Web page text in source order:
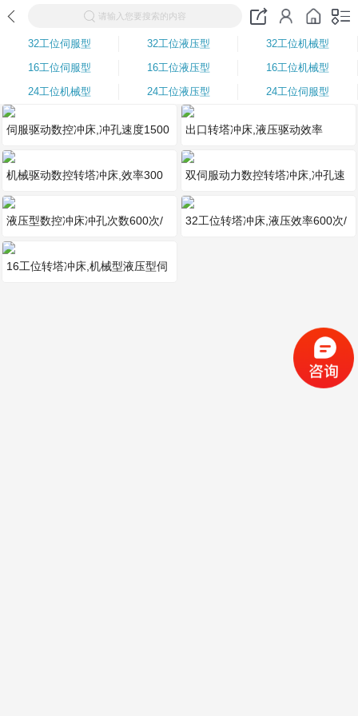
请输入您要搜索的内容
32工位伺服型 32工位液压型
32工位机械型
16工位伺服型
16工位液压型
16工位机械型
24工位机械型
24工位液压型 24工位伺服型
伺服驱动数控冲床,冲孔速度1500
机械驱动数控转塔冲床,效率300
液压型数控冲床冲孔次数600次/
16工位转塔冲床,机械型液压型伺
出口转塔冲床,液压驱动效率
双伺服动力数控转塔冲床,冲孔速
32工位转塔冲床,液压效率600次/